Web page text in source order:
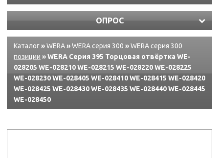
ОПРОС
Каталог»WERA»WERA серия 300 »WERA серия 300
позиции » WERA Серия 395 Торцовая отвёртка WE-
028205 WE-028210 WE-028215 WE-028220 WE-028225
WE-028230 WE-028405 WE-028410 WE-028415 WE-028420
WE-028425 WE-028430 WE-028435 WE-028440 WE-028445
WE-028450